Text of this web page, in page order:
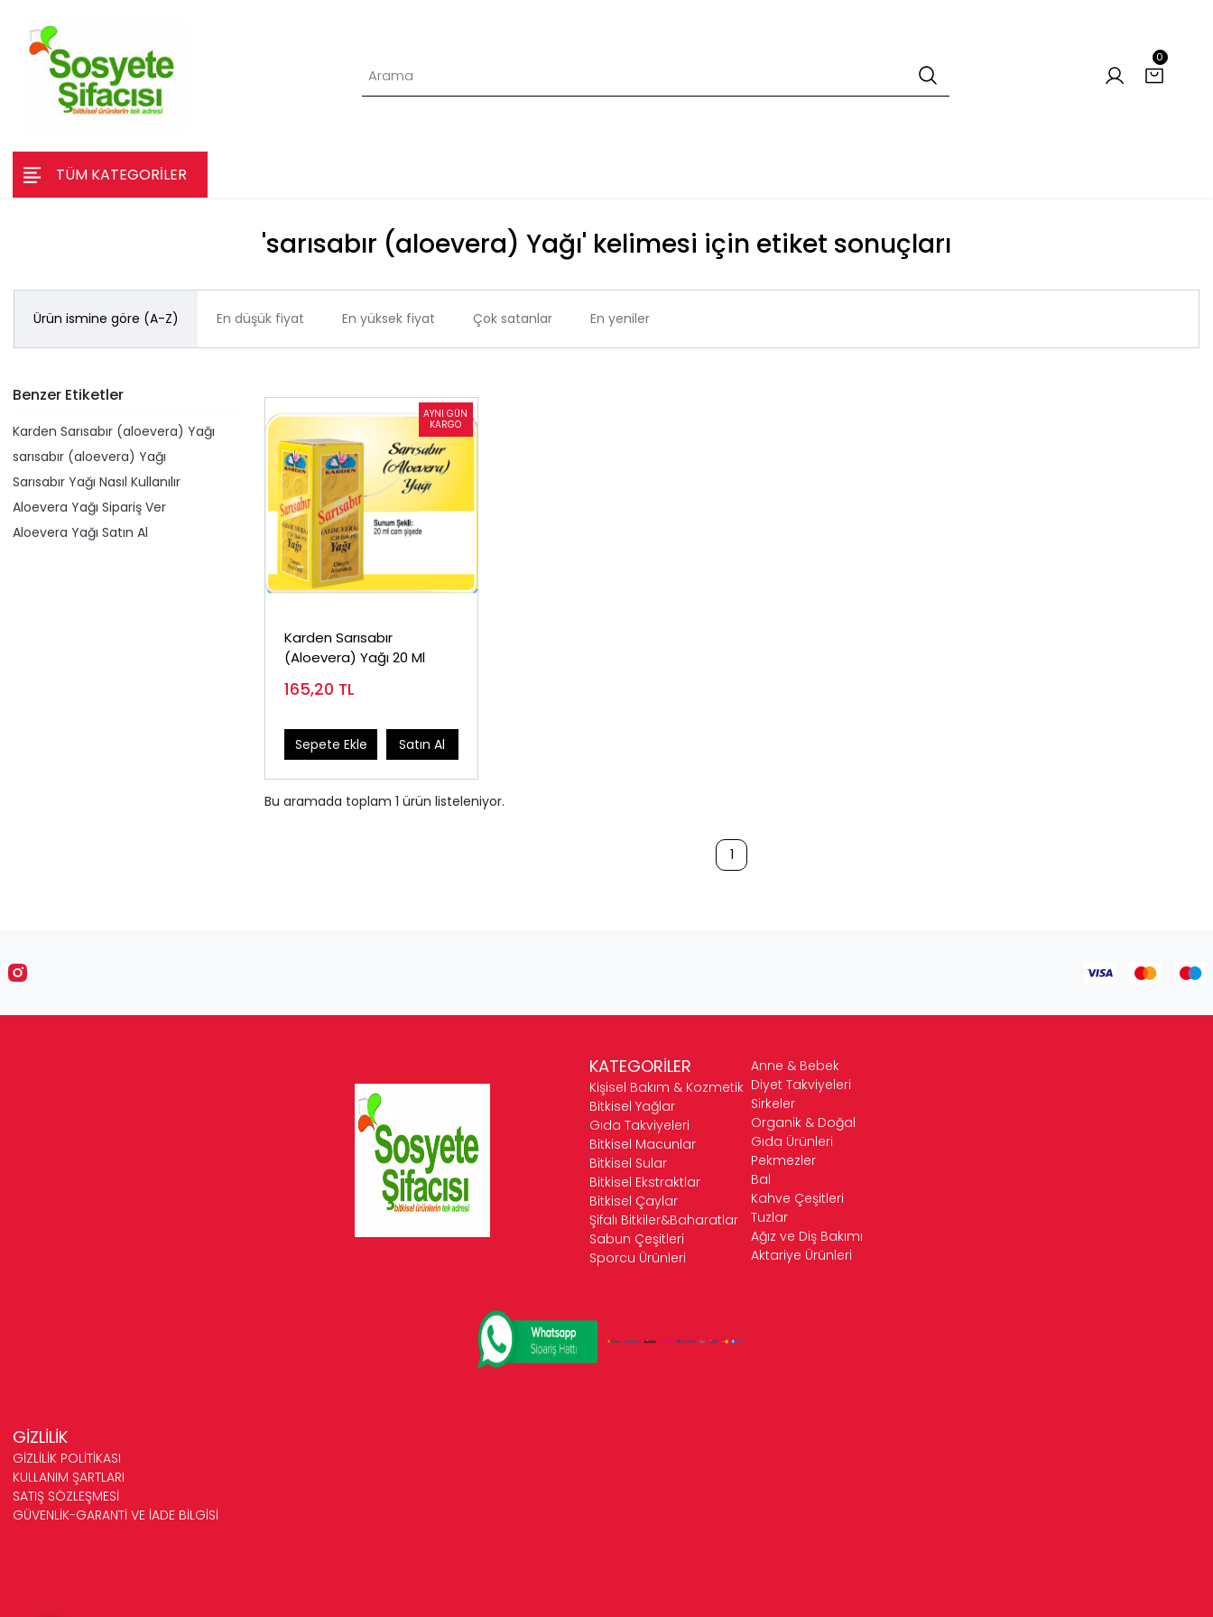
0
TÜM KATEGORİLER
'​sarısabır (aloevera) Yağı' kelimesi için etiket sonuçları
Ürün ismine göre (A-Z) En düşük fiyat En yüksek fiyat Çok satanlar En yeniler
Benzer Etiketler
Karden Sarısabır (aloevera) Yağı
​sarısabır (aloevera) Yağı
Sarısabır Yağı Nasıl Kullanılır
Aloevera Yağı Sipariş Ver
Aloevera Yağı Satın Al
Karden Sarısabır
(Aloevera) Yağı 20 Ml
165,20 TL
Sepete Ekle Satın Al
Bu aramada toplam 1 ürün listeleniyor.
1
KATEGORİLER
Kişisel Bakım & Kozmetik
Bitkisel Yağlar
Gıda Takviyeleri
Bitkisel Macunlar
Bitkisel Sular
Bitkisel Ekstraktlar
Bitkisel Çaylar
Şifalı Bitkiler&Baharatlar
Sabun Çeşitleri
Sporcu Ürünleri
Anne & Bebek
Diyet Takviyeleri
Sirkeler
Organik & Doğal
Gıda Ürünleri
Pekmezler
Bal
Kahve Çeşitleri
Tuzlar
Ağız ve Diş Bakımı
Aktariye Ürünleri
GİZLİLİK
GİZLİLİK POLİTİKASI
KULLANIM ŞARTLARI
SATIŞ SÖZLEŞMESİ
GÜVENLİK-GARANTİ VE İADE BİLGİSİ